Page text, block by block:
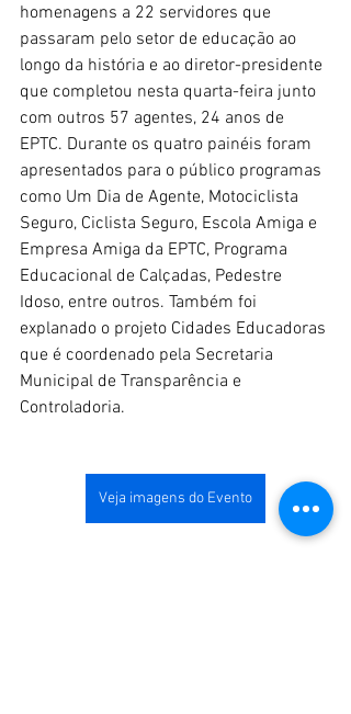
homenagens a 22 servidores que
passaram pelo setor de educação ao
longo da história e ao diretor-presidente
que completou nesta quarta-feira junto
com outros 57 agentes, 24 anos de
EPTC. Durante os quatro painéis foram
apresentados para o público programas
como Um Dia de Agente, Motociclista
Seguro, Ciclista Seguro, Escola Amiga e
Empresa Amiga da EPTC, Programa
Educacional de Calçadas, Pedestre
Idoso, entre outros. Também foi
explanado o projeto Cidades Educadoras
que é coordenado pela Secretaria
Municipal de Transparência e
Controladoria.
Veja imagens do Evento